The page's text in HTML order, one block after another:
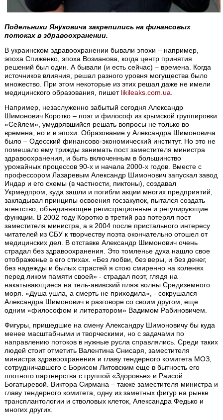
Подельники Януковича закрепились на финансовых
потоках в здравоохранении.
В украинском здравоохранении бывали эпохи – например,
эпоха Спиженко, эпоха Возианова, когда центр принятия
решений был один. А бывали (и есть сейчас) – времена. Когда
источников влияния, решал разного уровня могущества было
множество. При этом некоторые из этих решал даже не имели
медицинского образования, пишет likileaks.com.ua.
Например, незаслуженно забытый сегодня Александр
Шимонович Коротко – поэт и философ из крымской группировки
«Сейлем», умудрявшийся решать вопросы не только во
времена, но и в эпохи. Образование у Александра Шимоновича
было – Одесский финансово-экономический институт. Но это не
помешало ему трижды занимать пост заместителя министра
здравоохранения, и быть включенным в большинство
урожайных процессов 90-х и начала 2000-х годов. Вместе с
профессором Лазаревым Александр Шимонович запускал завод
Индар и его схемы (в частности, пиктоны), создавал
Укрмедпром, куда зашли и погибли акции многих предприятий,
закладывал принципы освоения госзакупок, пытался создать
агентство, объединяющее регистрационные и регулирующие
функции. В 2002 году Коротко в третий раз потерял пост
заместителя министра, а в 2004 после пристального интересу
читателей из СБУ к творчеству поэта окончательно отошел от
медицинских дел. В отставке Александр Шимонович очень
страдал без здравоохранения. Это томленье духа нашло свое
отображенье в его стихах. «Без любви, без веры, и без денег,
без надежды и былых страстей я стою смиренно на коленях
перед ликом памяти своей» - страдал поэт, глядя на
накатывающиеся на тель-авивский пляж волны Средиземного
моря. «Душа ушла, а смерть не приходила», - сокрушался
Александра Шимонович в разговоре со своим другом, еще
одним «философом и литератором» Вадимом Рабиновичем.
Фигуры, пришедшие на смену Александру Шимоновичу бы куда
менее масштабными и творческими, но с задачами по
направлению потоков в нужные русла справлялись. Среди таких
людей стоит отметить Валентина Снисаря, заместителя
министра здравоохранения и главу тендерного комитета МОЗ,
сотрудничавшего с Борисом Литовским еще в бытность его
плотного партнерства с группой «Здоровье» и Раисой
Богатыревой. Виктора Сирмана – также заместителя министра и
главу тендерного комитета, одну из заметных фигур на рынке
трансплантологии и стволовых клеток, Александра Федько и
многих других.